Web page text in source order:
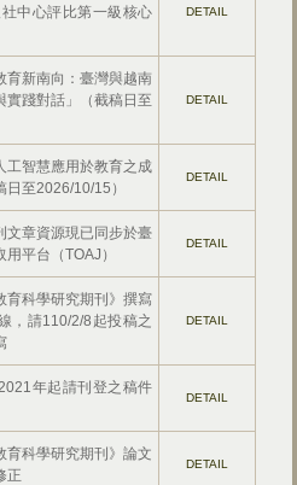
中心評比第一級核心
DETAIL
育新南向：臺灣與越南
實踐對話」（截稿日至
DETAIL
工智慧應用於教育之成
至2026/10/15）
DETAIL
文章資源現已同步於臺
平台（TOAJ）
DETAIL
育科學研究期刊》撰寫
，請110/2/8起投稿之
DETAIL
年起請刊登之稿件
DETAIL
育科學研究期刊》論文
正
DETAIL